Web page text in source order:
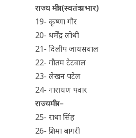
राज्य मंत्री (स्वतंत्र प्रभार)
19- कृष्णा गौर
20- धर्मेंद्र लोधी
21- दिलीप जायसवाल
22- गौतम टेटवाल
23- लेखन पटेल
24- नारायण पवार
राज्यमंत्री –
25- राधा सिंह
26- प्रतिमा बागरी